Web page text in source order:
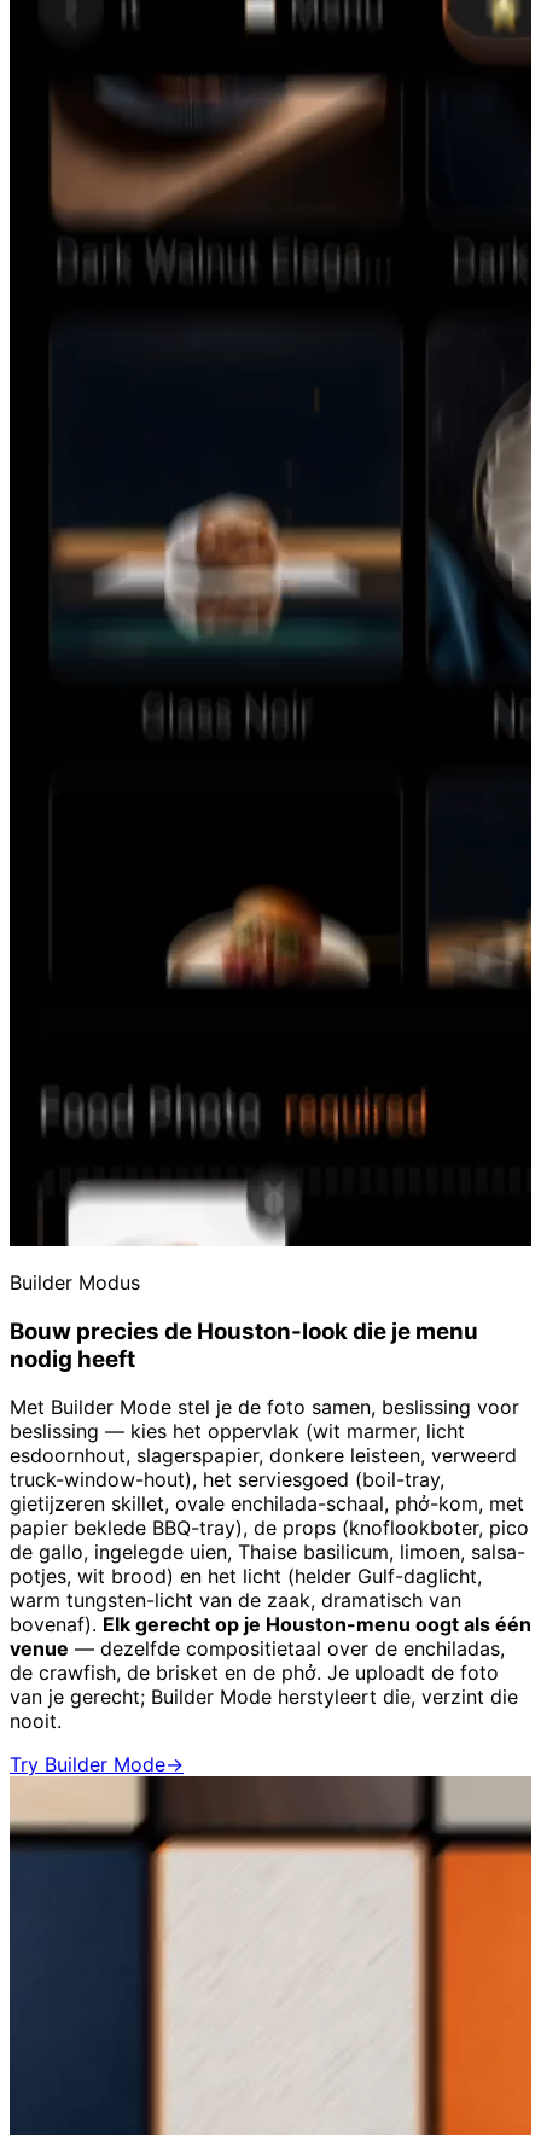
Builder Modus
Bouw precies de Houston-look die je menu
nodig heeft
Met Builder Mode stel je de foto samen, beslissing voor
beslissing — kies het oppervlak (wit marmer, licht
esdoornhout, slagerspapier, donkere leisteen, verweerd
truck-window-hout), het serviesgoed (boil-tray,
gietijzeren skillet, ovale enchilada-schaal, phở-kom, met
papier beklede BBQ-tray), de props (knoflookboter, pico
de gallo, ingelegde uien, Thaise basilicum, limoen, salsa-
potjes, wit brood) en het licht (helder Gulf-daglicht,
warm tungsten-licht van de zaak, dramatisch van
bovenaf). Elk gerecht op je Houston-menu oogt als één
venue — dezelfde compositietaal over de enchiladas,
de crawfish, de brisket en de phở. Je uploadt de foto
van je gerecht; Builder Mode herstyleert die, verzint die
nooit.
Try Builder Mode→